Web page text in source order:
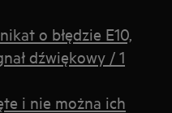
o błędzie E10,
dźwiękowy / 1
i nie można ich